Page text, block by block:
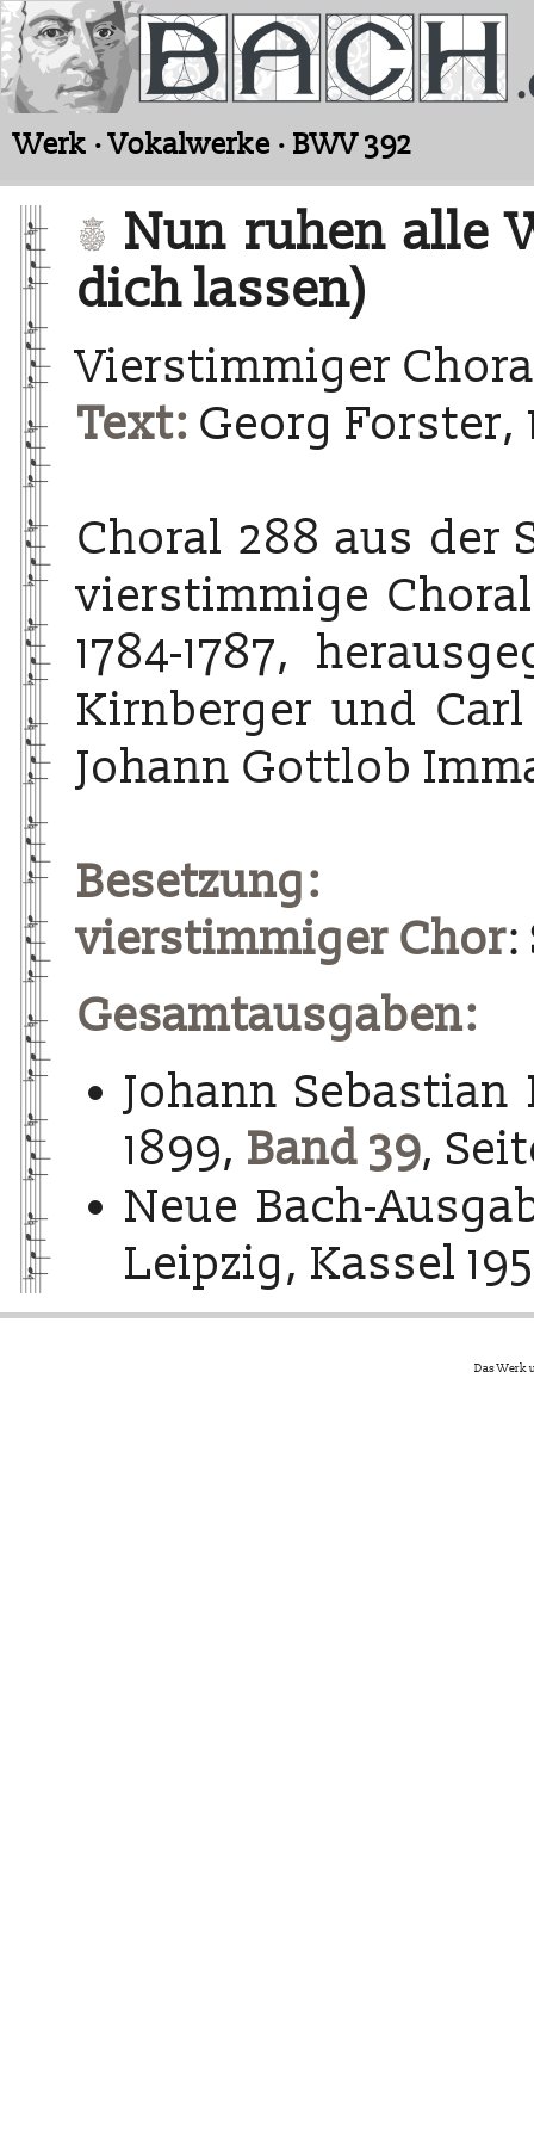
Werk · Vokalwerke · BWV 392
Nun ruhen alle
dich lassen)
Vierstimmiger
Text: Georg Forster,
Choral 288 aus der
vierstimmige
1784-1787,
Kirnberger und
Johann Gottlob
Besetzung:
vierstimmiger Chor:
Gesamtausgaben:
Johann Sebastian
1899, Band 39,
Neue Bach-
Leipzig, Kassel
Das Werk